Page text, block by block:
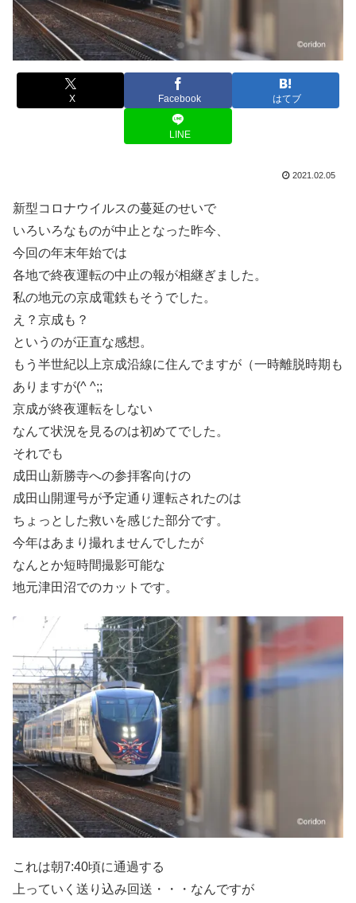
X Facebook はてブ
LINE
2021.02.05
新型コロナウイルスの蔓延のせいで
いろいろなものが中止となった昨今、
今回の年末年始では
各地で終夜運転の中止の報が相継ぎました。
私の地元の京成電鉄もそうでした。
え？京成も？
というのが正直な感想。
もう半世紀以上京成沿線に住んでますが（一時離脱時期も
ありますが(^ ^;;
京成が終夜運転をしない
なんて状況を見るのは初めてでした。
それでも
成田山新勝寺への参拝客向けの
成田山開運号が予定通り運転されたのは
ちょっとした救いを感じた部分です。
今年はあまり撮れませんでしたが
なんとか短時間撮影可能な
地元津田沼でのカットです。
これは朝7:40頃に通過する
上っていく送り込み回送・・・なんですが